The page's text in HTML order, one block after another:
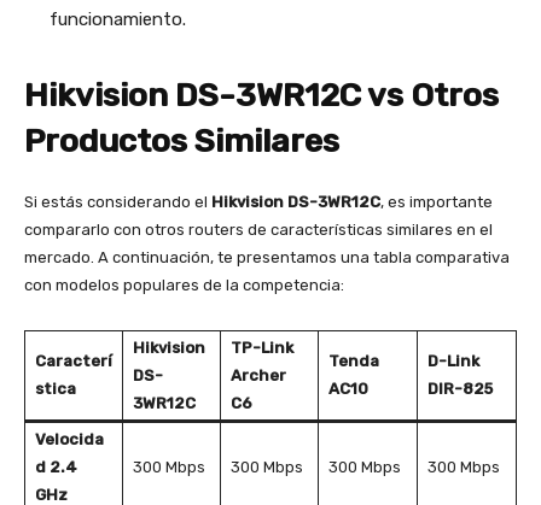
funcionamiento.
Hikvision DS-3WR12C vs Otros
Productos Similares
Si estás considerando el Hikvision DS-3WR12C, es importante
compararlo con otros routers de características similares en el
mercado. A continuación, te presentamos una tabla comparativa
con modelos populares de la competencia:
Caracterí
stica
Hikvision
DS-
3WR12C
TP-Link
Archer
C6
Tenda
AC10
D-Link
DIR-825
Velocida
d 2.4
GHz
300 Mbps 300 Mbps 300 Mbps 300 Mbps